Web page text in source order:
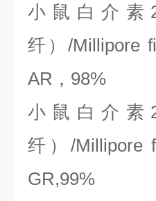
小鼠白介素
纤）/Millipore
AR，98%
小鼠白介素
纤）/
GR,99%